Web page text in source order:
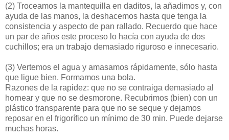
(2) Troceamos la mantequilla en daditos, la añadimos y, con
ayuda de las manos, la deshacemos hasta que tenga la
consistencia y aspecto de pan rallado. Recuerdo que hace
un par de años este proceso lo hacía con ayuda de dos
cuchillos; era un trabajo demasiado riguroso e innecesario.
(3) Vertemos el agua y amasamos rápidamente, sólo hasta
que ligue bien. Formamos una bola.
Razones de la rapidez: que no se contraiga demasiado al
hornear y que no se desmorone. Recubrimos (bien) con un
plástico transparente para que no se seque y dejamos
reposar en el frigorífico un mínimo de 30 min. Puede dejarse
muchas horas.